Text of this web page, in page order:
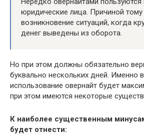
юридические лица. Причиной тому
возникновение ситуаций, когда
денег выведены из оборота.
Но при этом должны обязательно
буквально нескольких дней. Именно
использование овернайт будет
при этом имеются некоторые
К наиболее существенным
будет отнести: